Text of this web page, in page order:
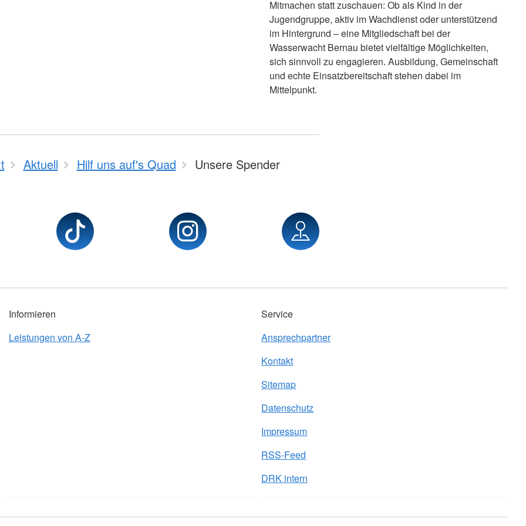
Mitmachen statt zuschauen: Ob als Kind in der
Jugendgruppe, aktiv im Wachdienst oder unterstützend
im Hintergrund – eine Mitgliedschaft bei der
Wasserwacht Bernau bietet vielfältige Möglichkeiten,
sich sinnvoll zu engagieren. Ausbildung, Gemeinschaft
und echte Einsatzbereitschaft stehen dabei im
Mittelpunkt.
Aktuell Hilf uns auf's Quad Unsere Spender
Informieren
Leistungen von A-Z
Service
Ansprechpartner
Kontakt
Sitemap
Datenschutz
Impressum
RSS-Feed
DRK intern